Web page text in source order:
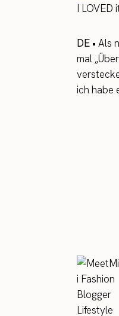
I LOVED
DE •Als
mal
ich habe